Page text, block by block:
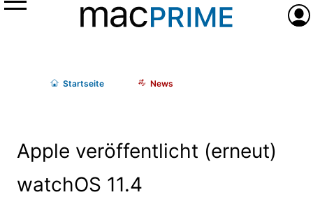
Menü
Startseite News
Apple veröffentlicht (erneut)
watchOS 11.4